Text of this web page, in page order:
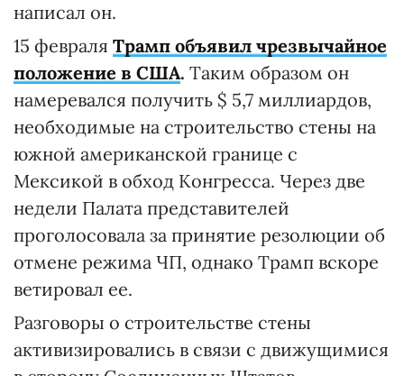
написал он.
15 февраля Трамп объявил чрезвычайное
положение в США. Таким образом он
намеревался получить $ 5,7 миллиардов,
необходимые на строительство стены на
южной американской границе с
Мексикой в обход Конгресса. Через две
недели Палата представителей
проголосовала за принятие резолюции об
отмене режима ЧП, однако Трамп вскоре
ветировал ее.
Разговоры о строительстве стены
активизировались в связи с движущимися